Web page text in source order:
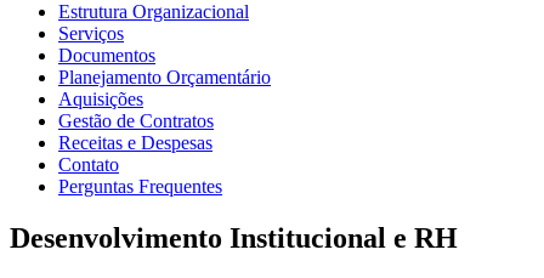
Estrutura Organizacional
Serviços
Documentos
Planejamento Orçamentário
Aquisições
Gestão de Contratos
Receitas e Despesas
Contato
Perguntas Frequentes
Desenvolvimento Institucional e RH